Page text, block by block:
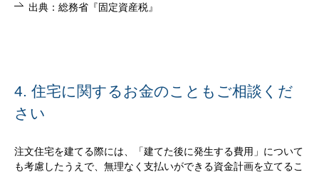
出典：総務省『固定資産税』
4. 住宅に関するお金のこともご相談くだ
さい
注文住宅を建てる際には、「建てた後に発生する費用」について
も考慮したうえで、無理なく支払いができる資金計画を立てるこ